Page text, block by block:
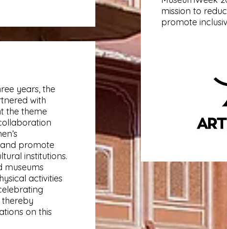
years, the
with
the theme
promote
institutions.
museums
activities
thereby
on this
mission to
promote